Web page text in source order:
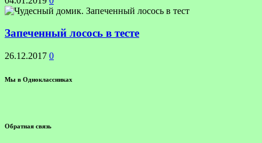
Запеченный лосось в тесте
26.12.2017 0
Мы в Одноклассниках
Обратная связь